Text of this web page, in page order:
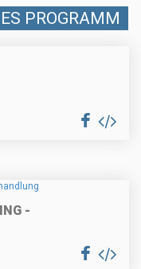
PROGRAMM
-